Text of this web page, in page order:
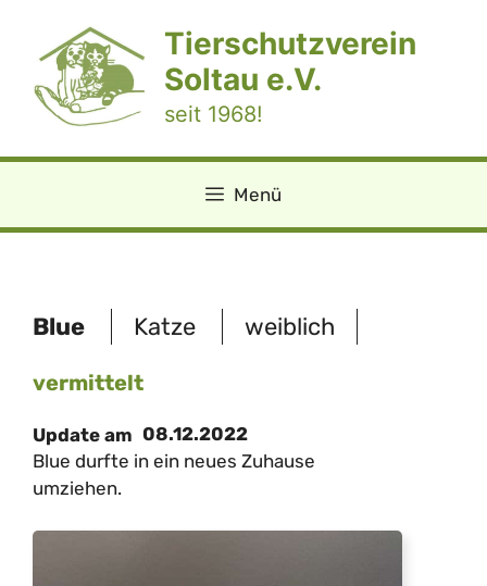
springen
Tierschutzverein
Soltau e.V.
seit 1968!
Menü
Blue Katze weiblich
vermittelt
Update am 08.12.2022
Blue durfte in ein neues Zuhause
umziehen.